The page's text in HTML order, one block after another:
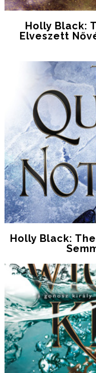
Holly Black:
Elveszett
Holly Black: